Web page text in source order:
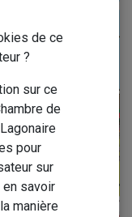
de ce
?
sur ce
de
pour
sur
savoir
manière